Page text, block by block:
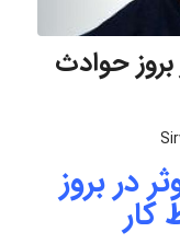
حوادث
در بروز